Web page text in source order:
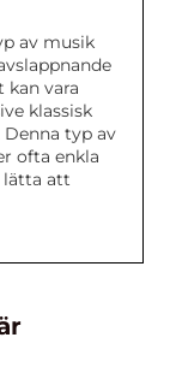
av musik
kan vara
klassisk
typ av
ofta enkla
lätta att